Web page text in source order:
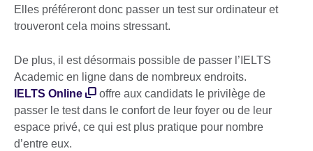
Elles préféreront donc passer un test sur ordinateur et
trouveront cela moins stressant.
De plus, il est désormais possible de passer l’IELTS
Academic en ligne dans de nombreux endroits.
IELTS Online
offre aux candidats le privilège de
passer le test dans le confort de leur foyer ou de leur
espace privé, ce qui est plus pratique pour nombre
d’entre eux.